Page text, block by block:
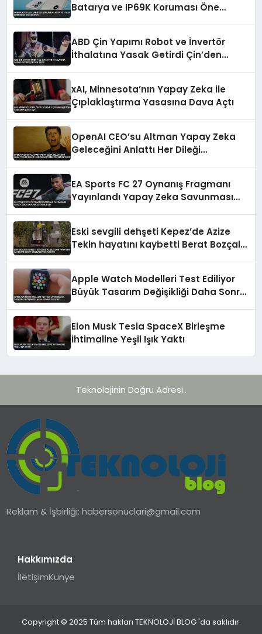
Batarya ve IP69K Koruması Öne
ABD Çin Yapımı Robot ve İnvertör
İthalatına Yasak Getirdi Çin’den
xAI, Minnesota’nın Yapay Zeka ile
Çıplaklaştırma Yasasına Dava Açtı
OpenAI CEO’su Altman Yapay Zeka
Geleceğini Anlattı Her Dileği
EA Sports FC 27 Oynanış Fragmanı
Yayınlandı Yapay Zeka Savunması
Eski sevgili dehşeti Kepez’de Azize
Tekin hayatını kaybetti Berat Bozçalı
Apple Watch Modelleri Test Ediliyor
Büyük Tasarım Değişikliği Daha Sonra
Elon Musk Tesla SpaceX Birleşme
İhtimaline Yeşil Işık Yaktı
Teknolojinin Doğru Adresi..
Reklam & İşbirliği:habersonuclari@gmail.com
Hakkımızda
İletişimKünye
Copyright © 2025 Tüm hakları TEKNOLOJİ BLOG 'da saklıdır.